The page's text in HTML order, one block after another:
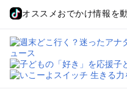
オススメおでかけ情報を